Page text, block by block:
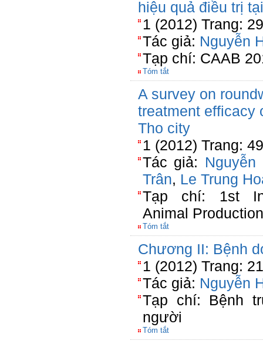
hiệu quả điều trị
1 (2012) Trang:
Tác giả: Nguyễn
Tạp chí: CAAB
Tóm tắt
A survey on
treatment efficacy
Tho city
1 (2012) Trang:
Tác giả:
Trân, Le Trung
Tạp chí: 1st
Animal
Tóm tắt
Chương II: Bệnh
1 (2012) Trang:
Tác giả: Nguyễn
Tạp chí: Bệnh
người
Tóm tắt